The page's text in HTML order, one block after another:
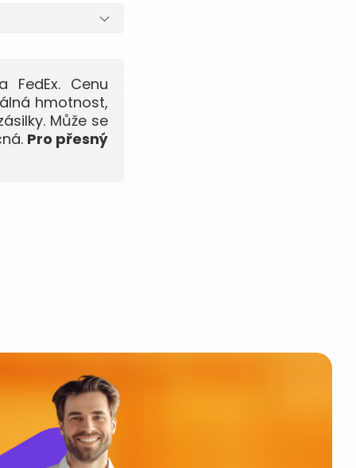
Cenu
hmotnost,
Může se
Pro přesný